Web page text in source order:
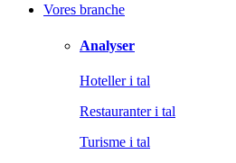
Vores branche
Analyser
Hoteller i tal
Restauranter i tal
Turisme i tal